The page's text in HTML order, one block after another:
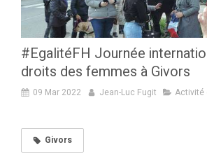
#EgalitéFH Journée
droits des femmes à Givors
09 Mar 2022 Jean-Luc Fugit Activité
Givors